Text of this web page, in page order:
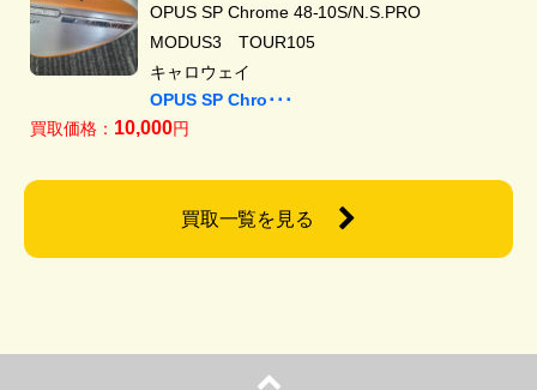
OPUS SP Chrome 48-10S/N.S.PRO
MODUS3 TOUR105
キャロウェイ
OPUS SP Chro･･･
買取価格： 10,000円
買取一覧を見る